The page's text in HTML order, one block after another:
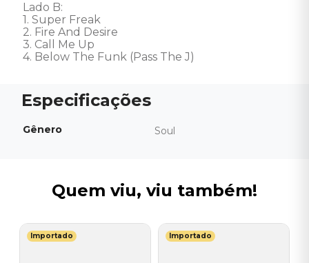
Lado B:
1. Super Freak
2. Fire And Desire
3. Call Me Up
4. Below The Funk (Pass The J)
Gênero Soul
Quem viu, viu também!
Importado Importado